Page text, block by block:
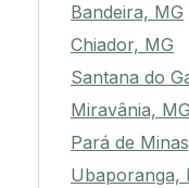
Bandeira, MG
Chiador, MG
Santana do
Miravânia, MG
Pará de
Ubaporanga,